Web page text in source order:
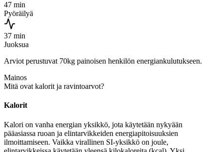
47 min
Pyöräilyä
37 min
Juoksua
Arviot perustuvat 70kg painoisen henkilön energiankulutukseen.
Mainos
Mitä ovat kalorit ja ravintoarvot?
Kalorit
Kalori on vanha energian yksikkö, jota käytetään nykyään
pääasiassa ruoan ja elintarvikkeiden energiapitoisuuksien
ilmoittamiseen. Vaikka virallinen SI-yksikkö on joule,